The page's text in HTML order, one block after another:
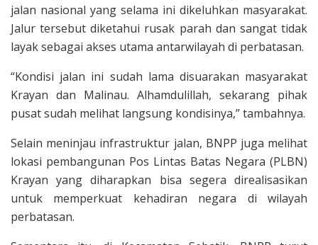
jalan nasional yang selama ini dikeluhkan masyarakat.
Jalur tersebut diketahui rusak parah dan sangat tidak
layak sebagai akses utama antarwilayah di perbatasan.
“Kondisi jalan ini sudah lama disuarakan masyarakat
Krayan dan Malinau. Alhamdulillah, sekarang pihak
pusat sudah melihat langsung kondisinya,” tambahnya.
Selain meninjau infrastruktur jalan, BNPP juga melihat
lokasi pembangunan Pos Lintas Batas Negara (PLBN)
Krayan yang diharapkan bisa segera direalisasikan
untuk memperkuat kehadiran negara di wilayah
perbatasan.